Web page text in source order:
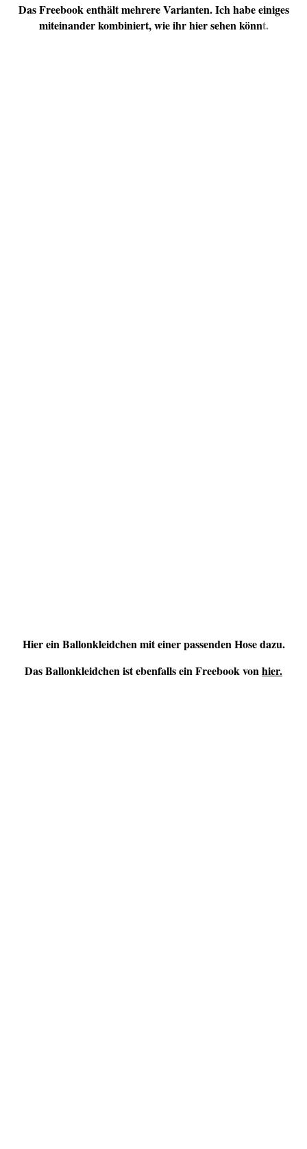
Das Freebook enthält mehrere Varianten. Ich habe einiges
miteinander kombiniert, wie ihr hier sehen könnt.
Hier ein Ballonkleidchen mit einer passenden Hose dazu.
Das Ballonkleidchen ist ebenfalls ein Freebook vonhier.